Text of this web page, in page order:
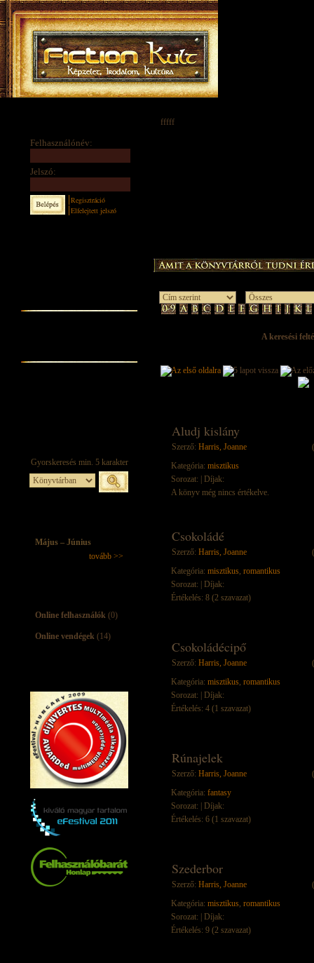
Felhasználónév:
Jelszó:
Regisztráció
Elfelejtett jelszó
Május – Június
tovább >>
Online felhasználók (0)
Online vendégek (14)
fffff
A keresési
Aludj kislány
Szerző: Harris, Joanne
Kategória: misztikus
Sorozat:
| Díjak:
A könyv még nincs értékelve.
Csokoládé
Szerző: Harris, Joanne
Kategória: misztikus, romantikus
Sorozat:
| Díjak:
Értékelés: 8 (2 szavazat)
Csokoládécipő
Szerző: Harris, Joanne
Kategória: misztikus, romantikus
Sorozat:
| Díjak:
Értékelés: 4 (1 szavazat)
Rúnajelek
Szerző: Harris, Joanne
Kategória: fantasy
Sorozat:
| Díjak:
Értékelés: 6 (1 szavazat)
Szederbor
Szerző: Harris, Joanne
Kategória: misztikus, romantikus
Sorozat:
| Díjak:
Értékelés: 9 (2 szavazat)